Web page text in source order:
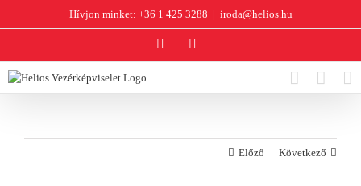
Hívjon minket: +36 1 425 3288 | iroda@helios.hu
YouTube
Előző Következő